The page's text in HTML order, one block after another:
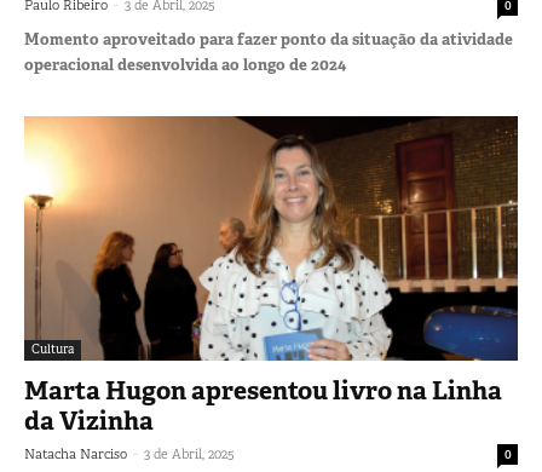
Paulo Ribeiro - 3 de Abril, 2025 0
Momento aproveitado para fazer ponto da situação da atividade
operacional desenvolvida ao longo de 2024
Cultura
Marta Hugon apresentou livro na Linha
da Vizinha
Natacha Narciso - 3 de Abril, 2025 0